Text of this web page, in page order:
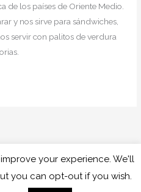
de los países de Oriente Medio.
y nos sirve para sándwiches,
servir con palitos de verdura
Cocinando con Mamy
de privacidad Aviso legal
your experience. We'll
you can opt-out if you wish.